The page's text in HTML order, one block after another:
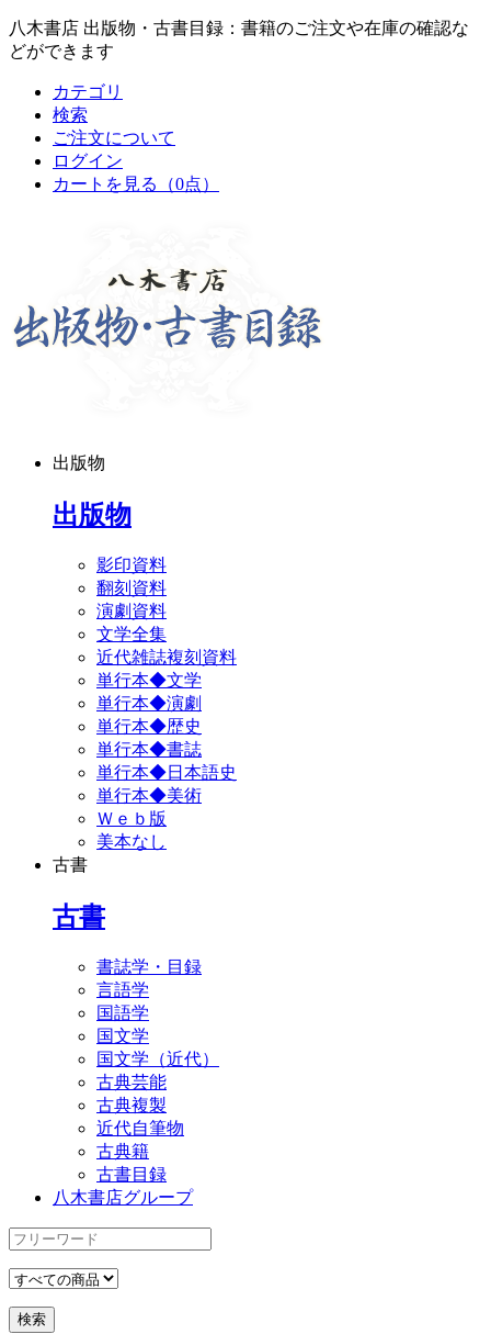
八木書店 出版物・古書目録：書籍のご注文や在庫の確認な
どができます
カテゴリ
検索
ご注文について
ログイン
カートを見る
（0点）
出版物
出版物
影印資料
翻刻資料
演劇資料
文学全集
近代雑誌複刻資料
単行本◆文学
単行本◆演劇
単行本◆歴史
単行本◆書誌
単行本◆日本語史
単行本◆美術
Ｗｅｂ版
美本なし
古書
古書
書誌学・目録
言語学
国語学
国文学
国文学（近代）
古典芸能
古典複製
近代自筆物
古典籍
古書目録
八木書店グループ